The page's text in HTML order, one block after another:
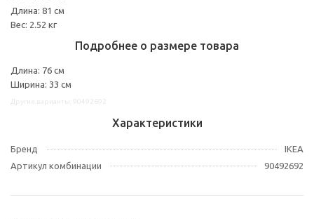
Длина: 81 см
Вес: 2.52 кг
Подробнее о размере товара
Длина: 76 см
Ширина: 33 см
Характеристики
Бренд
IKEA
Артикул комбинации
90492692